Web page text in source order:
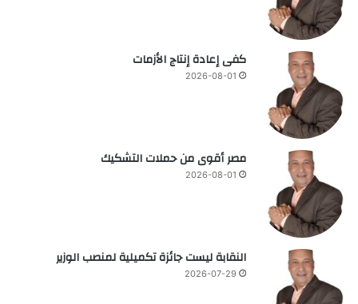
كفى إعادة إنتاج الأزمات
2026-08-01
مصر أقوى من حملات التشكيك
2026-08-01
النقابة ليست جائزة تكميلية لمنصب الوزير
2026-07-29